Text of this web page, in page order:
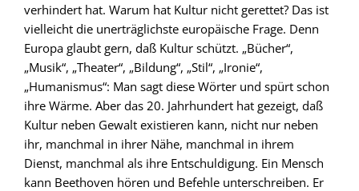
verhindert hat. Warum hat Kultur nicht gerettet? Das ist
vielleicht die unerträglichste europäische Frage. Denn
Europa glaubt gern, daß Kultur schützt. „Bücher“,
„Musik“, „Theater“, „Bildung“, „Stil“, „Ironie“,
„Humanismus“: Man sagt diese Wörter und spürt schon
ihre Wärme. Aber das 20. Jahrhundert hat gezeigt, daß
Kultur neben Gewalt existieren kann, nicht nur neben
ihr, manchmal in ihrer Nähe, manchmal in ihrem
Dienst, manchmal als ihre Entschuldigung. Ein Mensch
kann ­Beethoven hören und Befehle unterschreiben. Er